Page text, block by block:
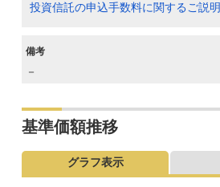
投資信託の申込手数料に関するご説明
備考
－
基準価額推移
グラフ表示